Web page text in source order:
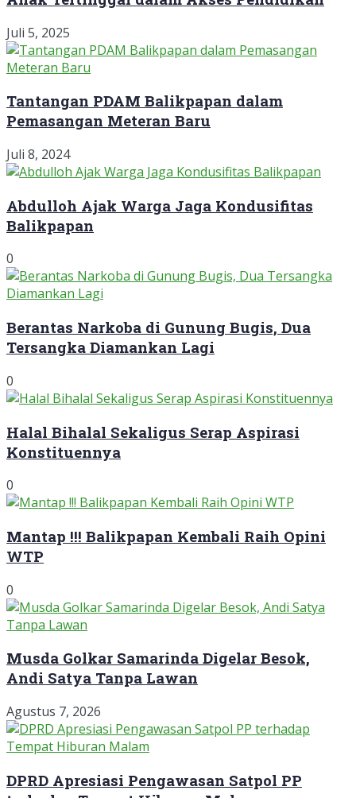
Juli 5, 2025
Tantangan PDAM Balikpapan dalam
Pemasangan Meteran Baru
Juli 8, 2024
Abdulloh Ajak Warga Jaga Kondusifitas
Balikpapan
0
Berantas Narkoba di Gunung Bugis, Dua
Tersangka Diamankan Lagi
0
Halal Bihalal Sekaligus Serap Aspirasi
Konstituennya
0
Mantap !!! Balikpapan Kembali Raih Opini
WTP
0
Musda Golkar Samarinda Digelar Besok,
Andi Satya Tanpa Lawan
Agustus 7, 2026
DPRD Apresiasi Pengawasan Satpol PP